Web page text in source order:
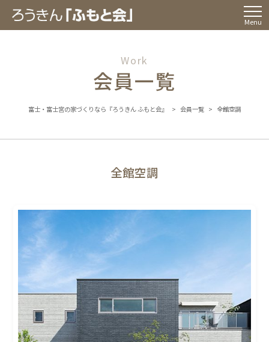
Menu
Work
会員一覧
富士・富士宮の家づくりなら『ろうきん ふもと会』 > 会員一覧 > 全館空調
全館空調